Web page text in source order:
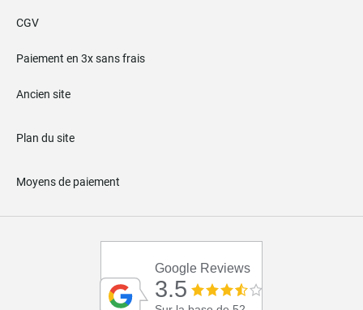
CGV
Paiement en 3x sans frais
Ancien site
Plan du site
Moyens de paiement
Google Reviews
3.5